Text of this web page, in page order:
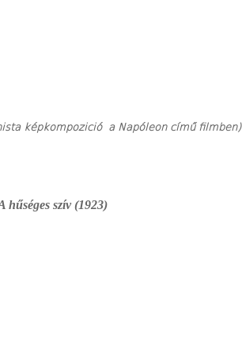
képkompozició a Napóleon című filmben)
hűséges szív (1923)